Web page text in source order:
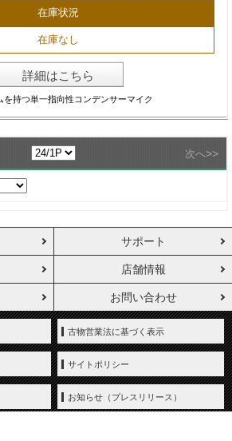
在庫状況
在庫なし
詳細はこちら
を持つ単一指向性コンデンサーマイク
次へ>>
サポート
店舗情報
お問い合わせ
古物営業法に基づく表示
サイトポリシー
お知らせ（プレスリリース）